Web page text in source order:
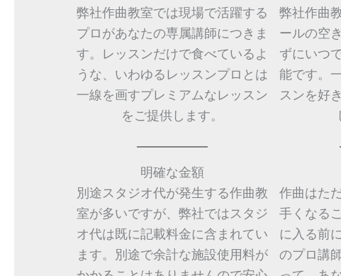
弊社作曲教室では現場で活躍する
プロがあなたの専属講師につきま
す。レッスンだけで食べているよ
うな、いわゆるレッスンプロとは
一線を画すプレミアムなレッスン
をご提供します。
弊社作曲
ールの空
ずにいつ
能です。
スンを好
明確な金額
別途スタジオ代が発生する作曲教
室が多いですが、弊社ではスタジ
オ代は既に記載料金に含まれてい
ます。別途で余計な施設使用料が
作曲はた
手くなる
に入る前
のプロ講